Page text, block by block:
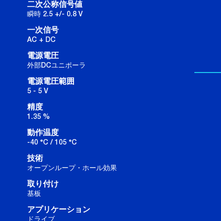
二次公称信号値
瞬時 2.5 +/- 0.8 V
一次信号
AC + DC
電源電圧
外部DCユニポーラ
電源電圧範囲
5 - 5 V
精度
1.35 %
動作温度
-40 °C / 105 °C
技術
オープンループ・ホール効果
取り付け
基板
アプリケーション
ドライブ